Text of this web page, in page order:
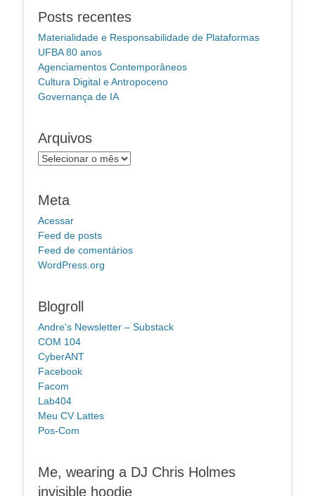
Posts recentes
Materialidade e Responsabilidade de Plataformas
UFBA 80 anos
Agenciamentos Contemporâneos
Cultura Digital e Antropoceno
Governança de IA
Arquivos
Arquivos
Meta
Acessar
Feed de posts
Feed de comentários
WordPress.org
Blogroll
Andre's Newsletter – Substack
COM 104
CyberANT
Facebook
Facom
Lab404
Meu CV Lattes
Pos-Com
Me, wearing a DJ Chris Holmes
invisible hoodie